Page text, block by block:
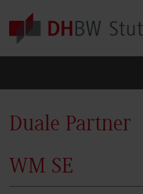
Skip to main content
Duale Partner
WM SE